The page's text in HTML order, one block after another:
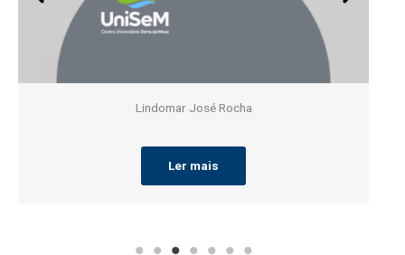
Lindomar José Rocha
Ler mais